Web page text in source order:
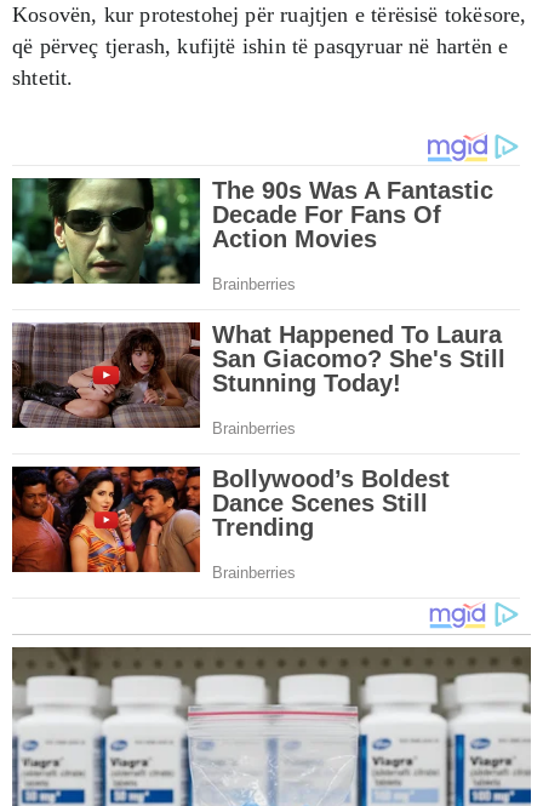
Kosovën, kur protestohej për ruajtjen e tërësisë tokësore,
që përveç tjerash, kufijtë ishin të pasqyruar në hartën e
shtetit.